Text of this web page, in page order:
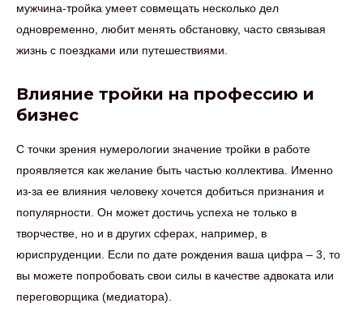
мужчина-тройка умеет совмещать несколько дел
одновременно, любит менять обстановку, часто связывая
жизнь с поездками или путешествиями.
Влияние тройки на профессию и
бизнес
С точки зрения нумерологии значение тройки в работе
проявляется как желание быть частью коллектива. Именно
из-за ее влияния человеку хочется добиться признания и
популярности. Он может достичь успеха не только в
творчестве, но и в других сферах, например, в
юриспруденции. Если по дате рождения ваша цифра – 3, то
вы можете попробовать свои силы в качестве адвоката или
переговорщика (медиатора).